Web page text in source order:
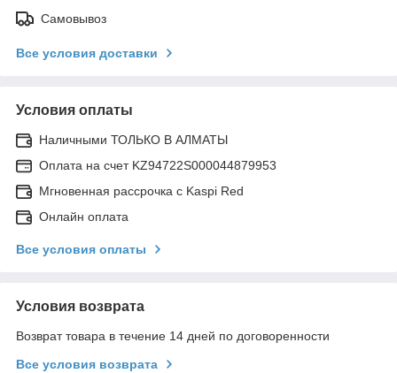
Самовывоз
Все условия доставки
Условия оплаты
Наличными ТОЛЬКО В АЛМАТЫ
Оплата на счет KZ94722S000044879953
Мгновенная рассрочка с Kaspi Red
Онлайн оплата
Все условия оплаты
Условия возврата
Возврат товара в течение 14 дней по договоренности
Все условия возврата